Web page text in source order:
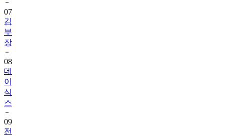
07
김
부
장
08
데
이
식
스
09
전